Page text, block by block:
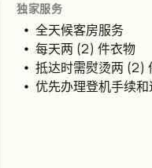
独家服务
全天候客房服务
每天两 (2) 件衣物
抵达时需熨烫两 (2)
优先办理登机手续